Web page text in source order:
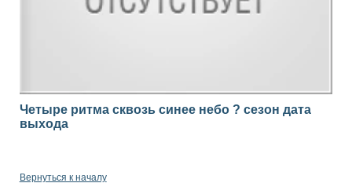
Четыре ритма сквозь синее небо ? сезон дата
выхода
Вернуться к началу